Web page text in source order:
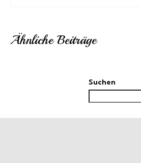
Ähnliche Beiträge
Suchen